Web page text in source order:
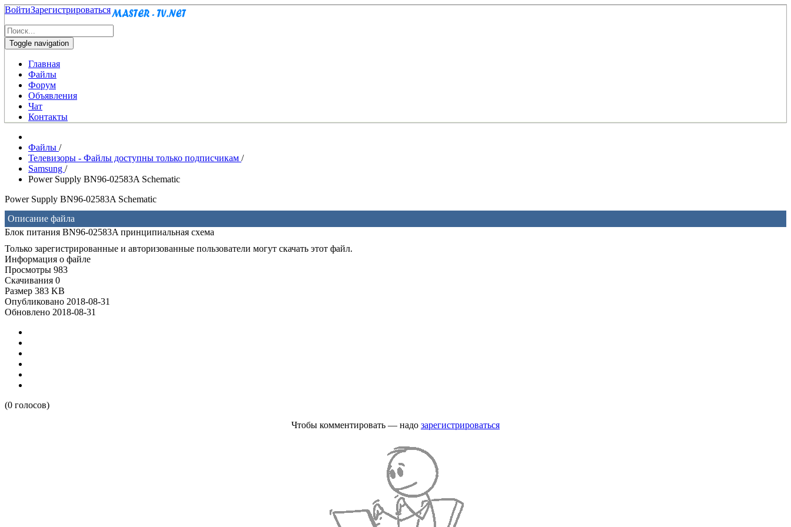
ВойтиЗарегистрироваться
Toggle navigation
Главная
Файлы
Форум
Объявления
Чат
Контакты
Файлы /
Телевизоры - Файлы доступны только подписчикам /
Samsung /
Power Supply BN96-02583A Schematic
Power Supply BN96-02583A Schematic
Описание файла
Блок питания BN96-02583A принципиальная схема
Только зарегистрированные и авторизованные пользователи могут скачать этот файл.
Информация о файле
Просмотры 983
Скачивания 0
Размер 383 KB
Опубликовано 2018-08-31
Обновлено 2018-08-31
(0 голосов)
Чтобы комментировать — надо зарегистрироваться